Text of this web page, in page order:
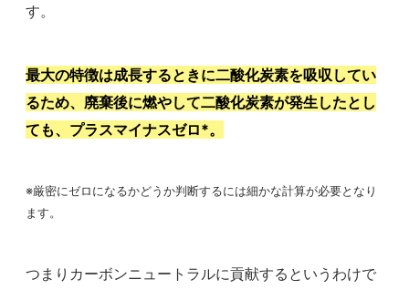
す。
最大の特徴は成長するときに二酸化炭素を吸収してい
るため、廃棄後に燃やして二酸化炭素が発生したとし
ても、プラスマイナスゼロ*。
※厳密にゼロになるかどうか判断するには細かな計算が必要となり
ます。
つまりカーボンニュートラルに貢献するというわけで